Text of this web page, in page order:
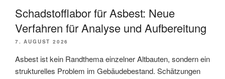
Schadstofflabor für Asbest: Neue
Verfahren für Analyse und Aufbereitung
7. AUGUST 2026
Asbest ist kein Randthema einzelner Altbauten, sondern ein
strukturelles Problem im Gebäudebestand. Schätzungen